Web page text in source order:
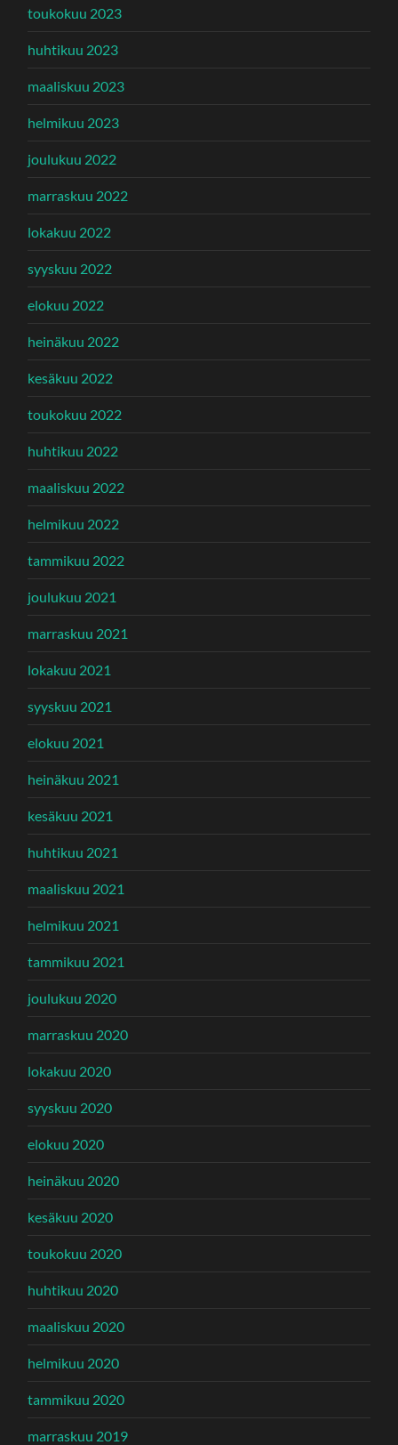
toukokuu 2023
huhtikuu 2023
maaliskuu 2023
helmikuu 2023
joulukuu 2022
marraskuu 2022
lokakuu 2022
syyskuu 2022
elokuu 2022
heinäkuu 2022
kesäkuu 2022
toukokuu 2022
huhtikuu 2022
maaliskuu 2022
helmikuu 2022
tammikuu 2022
joulukuu 2021
marraskuu 2021
lokakuu 2021
syyskuu 2021
elokuu 2021
heinäkuu 2021
kesäkuu 2021
huhtikuu 2021
maaliskuu 2021
helmikuu 2021
tammikuu 2021
joulukuu 2020
marraskuu 2020
lokakuu 2020
syyskuu 2020
elokuu 2020
heinäkuu 2020
kesäkuu 2020
toukokuu 2020
huhtikuu 2020
maaliskuu 2020
helmikuu 2020
tammikuu 2020
marraskuu 2019